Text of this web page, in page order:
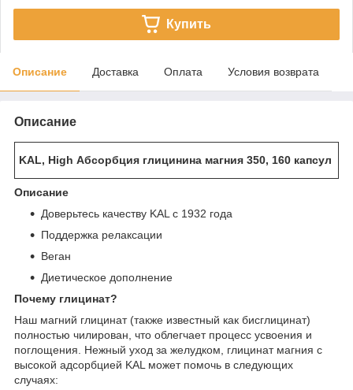
Купить
Описание Доставка Оплата Условия возврата
Описание
KAL, High Абсорбция глицинина магния 350, 160 капсул
Описание
Доверьтесь качеству KAL с 1932 года
Поддержка релаксации
Веган
Диетическое дополнение
Почему глицинат?
Наш магний глицинат (также известный как бисглицинат)
полностью чилирован, что облегчает процесс усвоения и
поглощения. Нежный уход за желудком, глицинат магния с
высокой адсорбцией KAL может помочь в следующих
случаях: